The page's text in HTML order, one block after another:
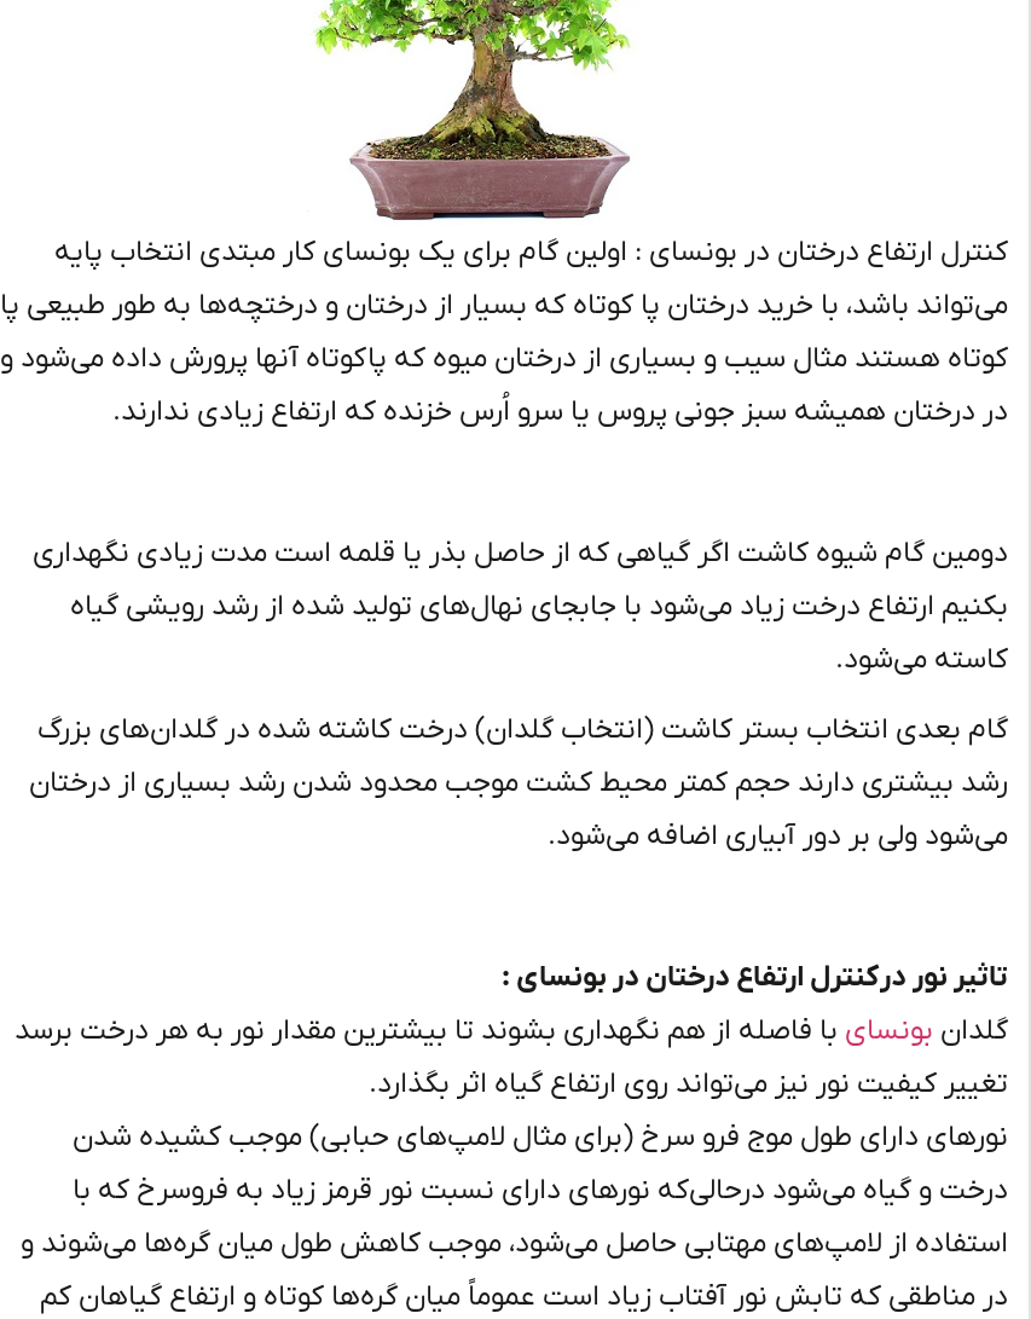
کنترل ارتفاع درختان در بونسای : اولین گام برای یک بونسای کار مبتدی انتخاب پایه
می‌تواند باشد، با خرید درختان پا کوتاه که بسیار از درختان و درختچه‌ها به طور طبیعی پا
کوتاه هستند مثال سیب و بسیاری از درختان میوه که پاکوتاه آنها پرورش داده می‌شود و
در درختان همیشه سبز جونی پروس یا سرو اُرس خزنده که ارتفاع زیادی ندارند.
دومین گام شیوه کاشت اگر گیاهی که از حاصل بذر یا قلمه است مدت زیادی نگهداری
بکنیم ارتفاع درخت زیاد می‌شود با جابجای نهال‌های تولید شده از رشد رویشی گیاه
کاسته می‌شود.
گام بعدی انتخاب بستر کاشت (انتخاب گلدان) درخت کاشته شده در گلدان‌های بزرگ
رشد بیشتری دارند حجم کمتر محیط کشت موجب محدود شدن رشد بسیاری از درختان
می‌شود ولی بر دور آبیاری اضافه می‌شود.
تاثیر نور در کنترل ارتفاع درختان در بونسای :
گلدان بونسای با فاصله از هم نگهداری بشوند تا بیشترین مقدار نور به هر درخت برسد
تغییر کیفیت نور نیز می‌تواند روی ارتفاع گیاه اثر بگذارد.
نورهای دارای طول موج فرو سرخ (برای مثال لامپ‌های حبابی) موجب کشیده شدن
درخت و گیاه می‌شود درحالی‌که نورهای دارای نسبت نور قرمز زیاد به فروسرخ که با
استفاده از لامپ‌های مهتابی حاصل می‌شود، موجب کاهش طول میان گره‌ها می‌شوند و
در مناطقی که تابش نور آفتاب زیاد است عموماً میان گره‌ها کوتاه و ارتفاع گیاهان کم